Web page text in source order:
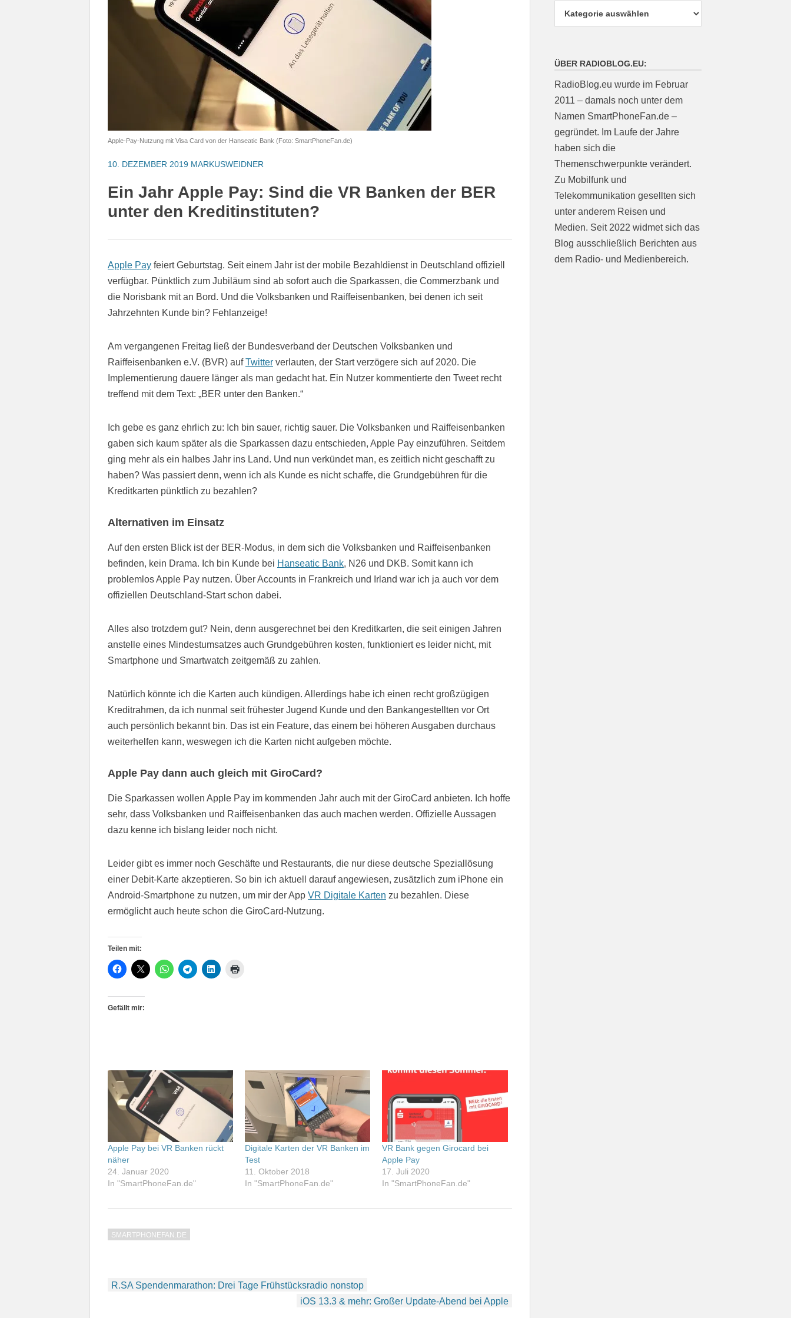
Apple-Pay-Nutzung mit Visa Card von der Hanseatic Bank (Foto: SmartPhoneFan.de)
10. DEZEMBER 2019 MARKUSWEIDNER
Ein Jahr Apple Pay: Sind die VR Banken der BER
unter den Kreditinstituten?
Apple Pay feiert Geburtstag. Seit einem Jahr ist der mobile Bezahldienst in Deutschland offiziell
verfügbar. Pünktlich zum Jubiläum sind ab sofort auch die Sparkassen, die Commerzbank und
die Norisbank mit an Bord. Und die Volksbanken und Raiffeisenbanken, bei denen ich seit
Jahrzehnten Kunde bin? Fehlanzeige!
Am vergangenen Freitag ließ der Bundesverband der Deutschen Volksbanken und
Raiffeisenbanken e.V. (BVR) aufTwitter verlauten, der Start verzögere sich auf 2020. Die
Implementierung dauere länger als man gedacht hat. Ein Nutzer kommentierte den Tweet recht
treffend mit dem Text: „BER unter den Banken.“
Ich gebe es ganz ehrlich zu: Ich bin sauer, richtig sauer. Die Volksbanken und Raiffeisenbanken
gaben sich kaum später als die Sparkassen dazu entschieden, Apple Pay einzuführen. Seitdem
ging mehr als ein halbes Jahr ins Land. Und nun verkündet man, es zeitlich nicht geschafft zu
haben? Was passiert denn, wenn ich als Kunde es nicht schaffe, die Grundgebühren für die
Kreditkarten pünktlich zu bezahlen?
Alternativen im Einsatz
Auf den ersten Blick ist der BER-Modus, in dem sich die Volksbanken und Raiffeisenbanken
befinden, kein Drama. Ich bin Kunde bei Hanseatic Bank, N26 und DKB. Somit kann ich
problemlos Apple Pay nutzen. Über Accounts in Frankreich und Irland war ich ja auch vor dem
offiziellen Deutschland-Start schon dabei.
Alles also trotzdem gut? Nein, denn ausgerechnet bei den Kreditkarten, die seit einigen Jahren
anstelle eines Mindestumsatzes auch Grundgebühren kosten, funktioniert es leider nicht, mit
Smartphone und Smartwatch zeitgemäß zu zahlen.
Natürlich könnte ich die Karten auch kündigen. Allerdings habe ich einen recht großzügigen
Kreditrahmen, da ich nunmal seit frühester Jugend Kunde und den Bankangestellten vor Ort
auch persönlich bekannt bin. Das ist ein Feature, das einem bei höheren Ausgaben durchaus
weiterhelfen kann, weswegen ich die Karten nicht aufgeben möchte.
Apple Pay dann auch gleich mit GiroCard?
Die Sparkassen wollen Apple Pay im kommenden Jahr auch mit der GiroCard anbieten. Ich hoffe
sehr, dass Volksbanken und Raiffeisenbanken das auch machen werden. Offizielle Aussagen
dazu kenne ich bislang leider noch nicht.
Leider gibt es immer noch Geschäfte und Restaurants, die nur diese deutsche Speziallösung
einer Debit-Karte akzeptieren. So bin ich aktuell darauf angewiesen, zusätzlich zum iPhone ein
Android-Smartphone zu nutzen, um mir der App VR Digitale Karten zu bezahlen. Diese
ermöglicht auch heute schon die GiroCard-Nutzung.
Teilen mit:
Gefällt mir:
Apple Pay bei VR Banken rückt
näher
24. Januar 2020
In "SmartPhoneFan.de"
Digitale Karten der VR Banken im
Test
11. Oktober 2018
In "SmartPhoneFan.de"
VR Bank gegen Girocard bei
Apple Pay
17. Juli 2020
In "SmartPhoneFan.de"
SMARTPHONEFAN.DE
Beitragsnavigation
R.SA Spendenmarathon: Drei Tage Frühstücksradio nonstop
iOS 13.3 & mehr: Großer Update-Abend bei Apple
ÜBER RADIOBLOG.EU:
RadioBlog.eu wurde im Februar
2011 – damals noch unter dem
Namen SmartPhoneFan.de –
gegründet. Im Laufe der Jahre
haben sich die
Themenschwerpunkte verändert.
Zu Mobilfunk und
Telekommunikation gesellten sich
unter anderem Reisen und
Medien. Seit 2022 widmet sich das
Blog ausschließlich Berichten aus
dem Radio- und Medienbereich.